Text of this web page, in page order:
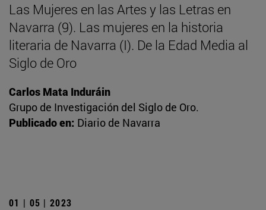
Las Mujeres en las Artes y las Letras en
Navarra (9). Las mujeres en la historia
literaria de Navarra (I). De la Edad Media al
Siglo de Oro
Carlos Mata Induráin
Grupo de Investigación del Siglo de Oro.
Publicado en: Diario de Navarra
01 | 05 | 2023